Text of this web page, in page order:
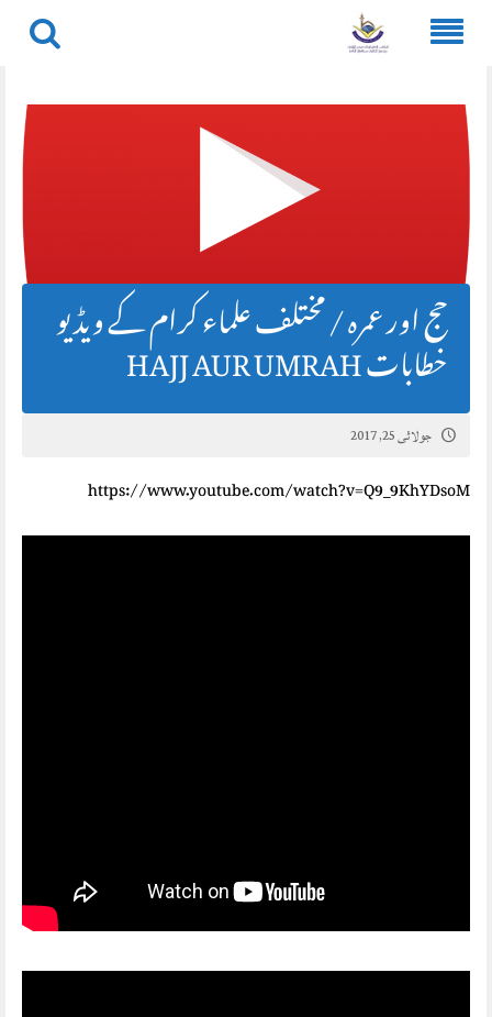
content
حج اور عمرہ / مختلف علماء کرام کے ویڈیو
خطابات HAJJ AUR UMRAH
جولائی 25, 2017
https://www.youtube.com/watch?v=Q9_9KhYDsoM